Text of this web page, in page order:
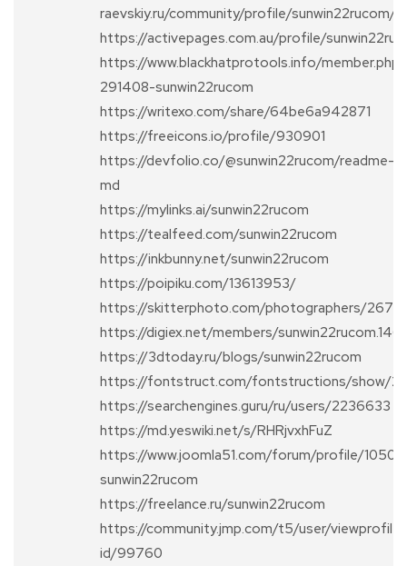
raevskiy.ru/community/profile/sunwin22rucom/
https://activepages.com.au/profile/
https://www.blackhatprotools.info/member.php?
291408-sunwin22rucom
https://writexo.com/share/64be6a942871
https://freeicons.io/profile/930901
https://devfolio.co/@sunwin22rucom/readme-
md
https://mylinks.ai/sunwin22rucom
https://tealfeed.com/sunwin22rucom
https://inkbunny.net/sunwin22rucom
https://poipiku.com/13613953/
https://skitterphoto.com/photographers/
https://digiex.net/members/
https://3dtoday.ru/blogs/sunwin22rucom
https://fontstruct.com/fontstructions/show/
https://searchengines.guru/ru/users/2236633
https://md.yeswiki.net/s/RHRjvxhFuZ
https://www.joomla51.com/forum/profile/
sunwin22rucom
https://freelance.ru/sunwin22rucom
https://community.jmp.com/t5/user/
id/99760